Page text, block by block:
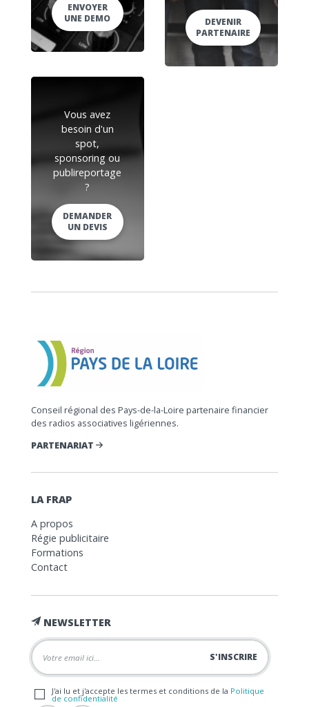
ENVOYER
UNE DEMO
DEVENIR
PARTENAIRE
Vous avez
besoin d'un
spot,
sponsoring ou
publireportage
?
DEMANDER
UN DEVIS
Conseil régional des Pays-de-la-Loire partenaire financier
des radios associatives ligériennes.
PARTENARIAT
LA FRAP
A propos
Régie publicitaire
Formations
Contact
NEWSLETTER
J'ai lu et j'accepte les termes et conditions de la Politique
de confidentialité